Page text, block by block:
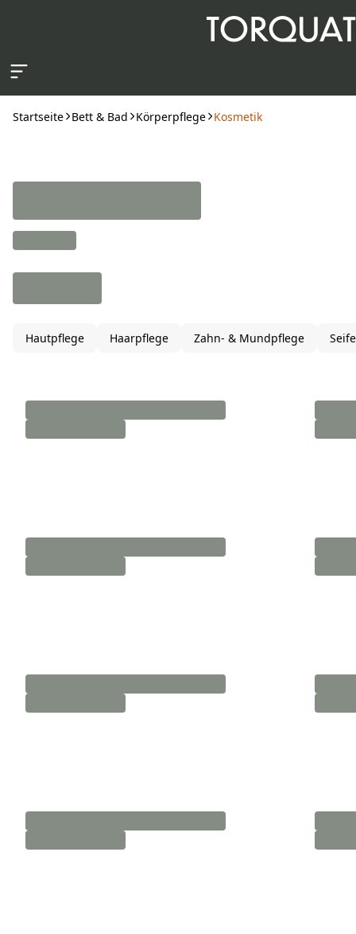
Startseite Bett & Bad Körperpflege Kosmetik
Hautpflege Haarpflege Zahn- & Mundpflege